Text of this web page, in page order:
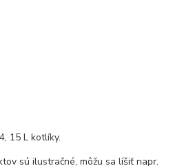
15 L kotlíky.
sú ilustračné, môžu sa líšiť napr.